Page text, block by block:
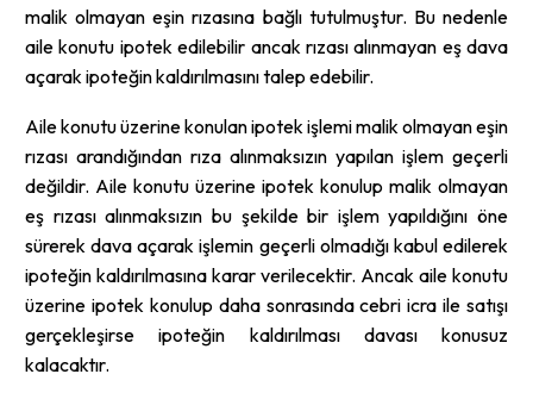
malik olmayan eşin rızasına bağlı tutulmuştur. Bu nedenle
aile konutu ipotek edilebilir ancak rızası alınmayan eş dava
açarak ipoteğin kaldırılmasını talep edebilir.
Aile konutu üzerine konulan ipotek işlemi malik olmayan eşin
rızası arandığından rıza alınmaksızın yapılan işlem geçerli
değildir. Aile konutu üzerine ipotek konulup malik olmayan
eş rızası alınmaksızın bu şekilde bir işlem yapıldığını öne
sürerek dava açarak işlemin geçerli olmadığı kabul edilerek
ipoteğin kaldırılmasına karar verilecektir. Ancak aile konutu
üzerine ipotek konulup daha sonrasında cebri icra ile satışı
gerçekleşirse ipoteğin kaldırılması davası konusuz
kalacaktır.